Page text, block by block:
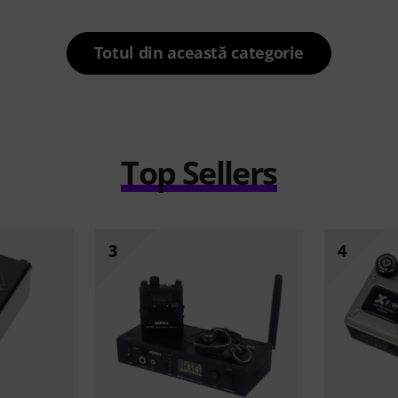
Totul din această categorie
Top Sellers
3 4